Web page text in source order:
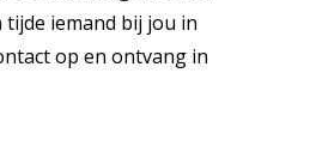
iemand bij jou in
op en ontvang in